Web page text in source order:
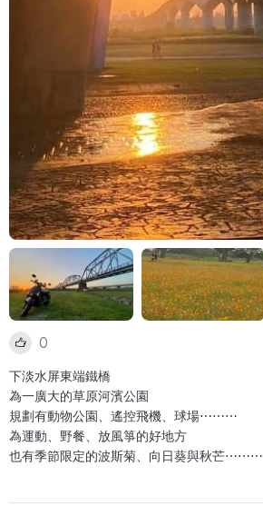
0
下淡水屏東端鐵橋
為一廣大的草原河濱公園
規劃有動物公園、遙控飛機、球場⋯⋯⋯
為運動、野餐、放風箏的好地方
也有季節限定的波斯菊、向日葵與秋芒⋯⋯⋯